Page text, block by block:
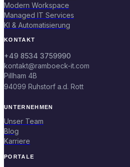
Modern Workspace
Managed IT Services
KI & Automatisierung
KONTAKT
+49 8534 3759990
kontakt@ramboeck-it.com
Pillham 4B
94099 Ruhstorf a.d. Rott
UNTERNEHMEN
Unser Team
Blog
Karriere
PORTALE